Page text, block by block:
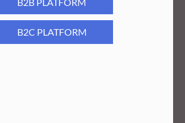
B2C PLATFORM